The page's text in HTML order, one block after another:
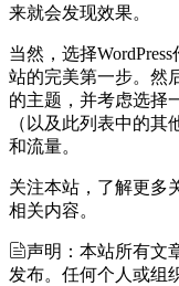
来就会发现效果。
当然，选择
站的完美第一步。然
的主题，并考虑选择
（以及此列表中的
和流量。
关注本站，了解更多
相关内容。
声明：本站所有文
发布。任何个人或组